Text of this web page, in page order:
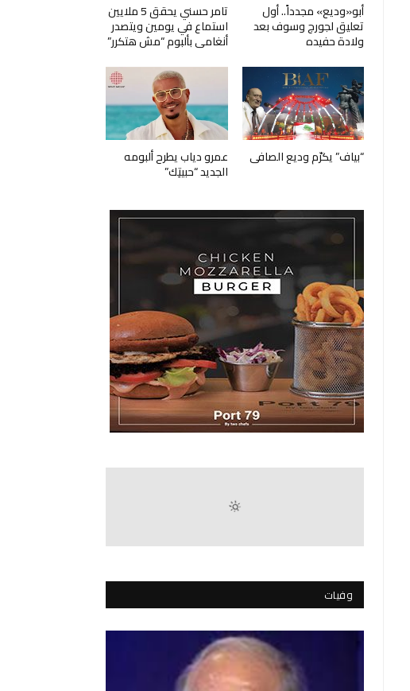
أبو«وديع» مجدداً.. أول
تعليق لجورج وسوف بعد
ولادة حفيده
تامر حسني يحقق 5 ملايين
استماع في يومين ويتصدر
أنغامي بألبوم “مش هتكرر”
“بياف” يكرّم وديع الصافي عمرو دياب يطرح ألبومه
الجديد “حبيتِك”
وفيات